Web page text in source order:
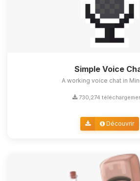
Simple Voice
A working voice chat in
730,274
Découvrir